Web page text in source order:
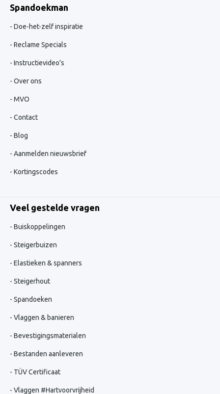
Spandoekman
Doe-het-zelf inspiratie
Reclame Specials
Instructievideo's
Over ons
MVO
Contact
Blog
Aanmelden nieuwsbrief
Kortingscodes
Veel gestelde vragen
Buiskoppelingen
Steigerbuizen
Elastieken & spanners
Steigerhout
Spandoeken
Vlaggen & banieren
Bevestigingsmaterialen
Bestanden aanleveren
TÜV Certificaat
Vlaggen #Hartvoorvrijheid